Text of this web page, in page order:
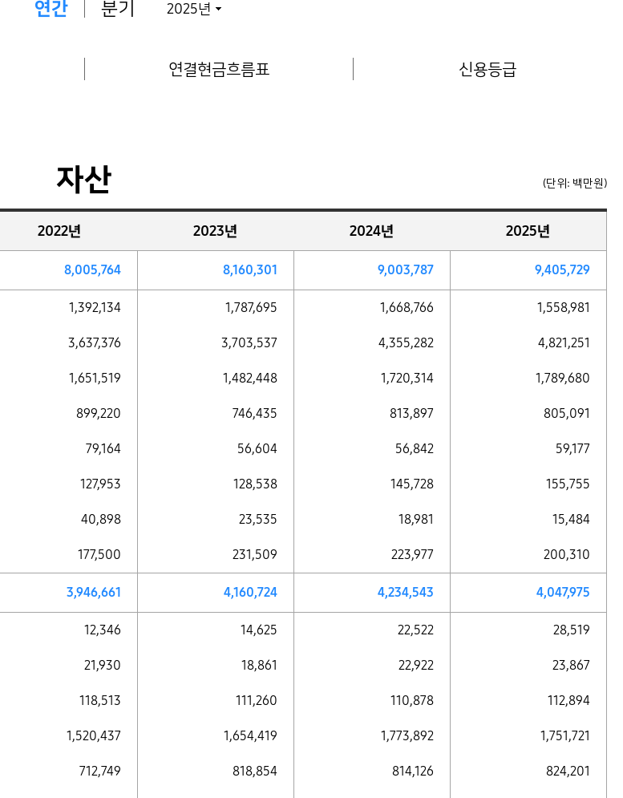
연간 분기 2025년
연결현금흐름표 신용등급
자산 (단위: 백만원)
2022년 2023년 2024년 2025년
8,005,764 8,160,301 9,003,787 9,405,729
1,392,134 1,787,695 1,668,766 1,558,981
3,637,376 3,703,537 4,355,282 4,821,251
1,651,519 1,482,448 1,720,314 1,789,680
899,220 746,435 813,897 805,091
79,164 56,604 56,842 59,177
127,953 128,538 145,728 155,755
40,898 23,535 18,981 15,484
177,500 231,509 223,977 200,310
3,946,661 4,160,724 4,234,543 4,047,975
12,346 14,625 22,522 28,519
21,930 18,861 22,922 23,867
118,513 111,260 110,878 112,894
1,520,437 1,654,419 1,773,892 1,751,721
712,749 818,854 814,126 824,201